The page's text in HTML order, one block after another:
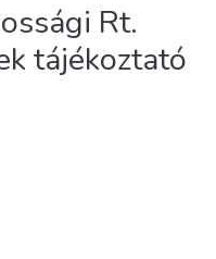
Rt.
tájékoztató